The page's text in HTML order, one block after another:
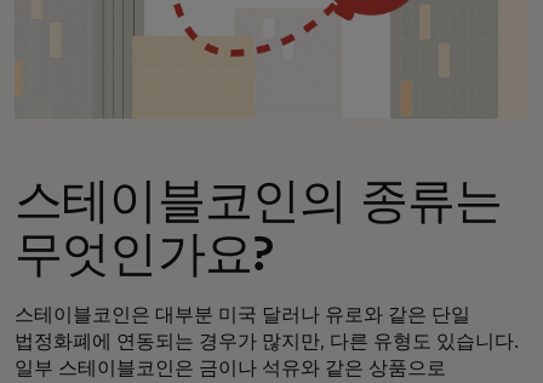
스테이블코인의 종류는
무엇인가요?
스테이블코인은 대부분 미국 달러나 유로와 같은 단일
법정화폐에 연동되는 경우가 많지만, 다른 유형도 있습니다.
일부 스테이블코인은 금이나 석유와 같은 상품으로